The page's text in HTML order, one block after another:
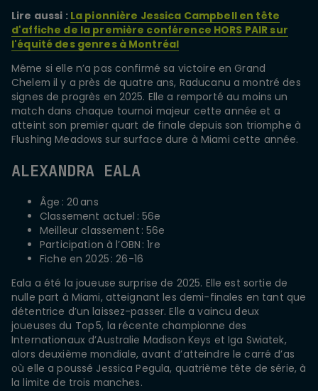
Lire aussi : La pionnière Jessica Campbell en tête
d'affiche de la première conférence HORS PAIR sur
l'équité des genres à Montréal
Même si elle n’a pas confirmé sa victoire en Grand
Chelem il y a près de quatre ans, Raducanu a montré des
signes de progrès en 2025. Elle a remporté au moins un
match dans chaque tournoi majeur cette année et a
atteint son premier quart de finale depuis son triomphe à
Flushing Meadows sur surface dure à Miami cette année.
ALEXANDRA EALA
Âge : 20 ans
Classement actuel : 56e
Meilleur classement : 56e
Participation à l’OBN : 1re
Fiche en 2025 : 26-16
Eala a été la joueuse surprise de 2025. Elle est sortie de
nulle part à Miami, atteignant les demi-finales en tant que
détentrice d’un laissez-passer. Elle a vaincu deux
joueuses du Top 5, la récente championne des
Internationaux d’Australie Madison Keys et Iga Swiatek,
alors deuxième mondiale, avant d’atteindre le carré d’as
où elle a poussé Jessica Pegula, quatrième tête de série, à
la limite de trois manches.